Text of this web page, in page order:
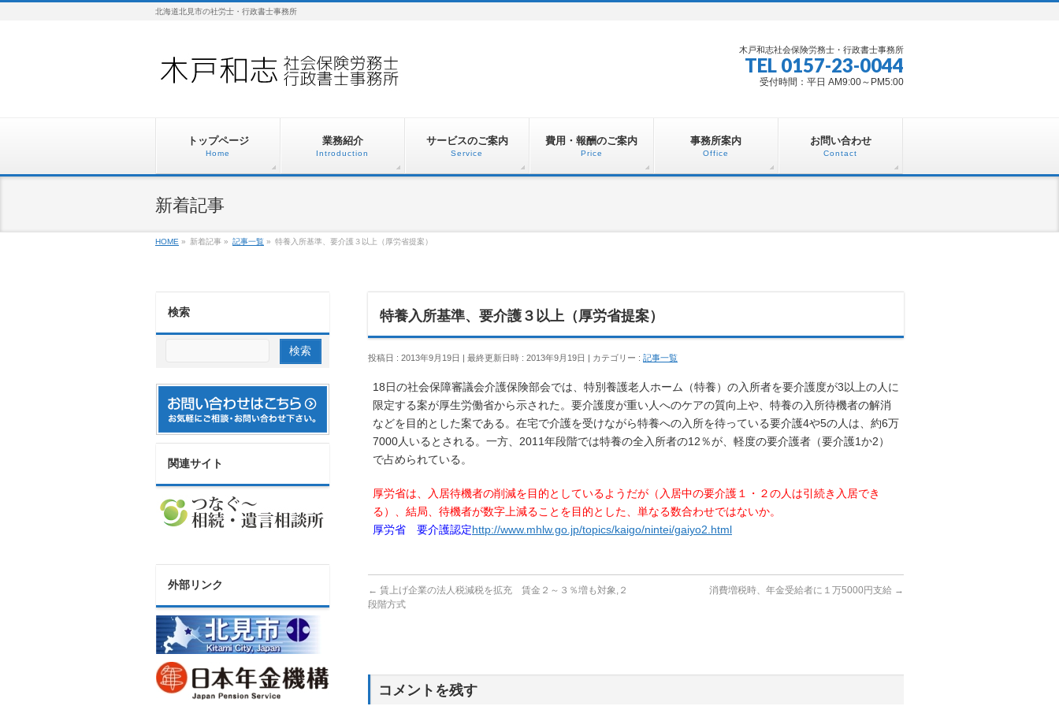
北海道北見市の社労士・行政書士事務所
木戸和志社会保険労務士・行政書士事務所
TEL 0157-23-0044
受付時間：平日 AM9:00～PM5:00
トップページ
Home
業務紹介
Introduction
サービスのご案内
Service
費用・報酬のご案内
Price
事務所案内
Office
お問い合わせ
Contact
新着記事
HOME » 新着記事 » 記事一覧 » 特養入所基準、要介護３以上（厚労省提案）
特養入所基準、要介護３以上（厚労省提案）
投稿日 : 2013年9月19日 最終更新日時 : 2013年9月19日 カテゴリー : 記事一覧
18日の社会保障審議会介護保険部会では、特別養護老人ホーム（特養）の入所者を要介護度が3以上の人に
限定する案が厚生労働省から示された。要介護度が重い人へのケアの質向上や、特養の入所待機者の解消
などを目的とした案である。在宅で介護を受けながら特養への入所を待っている要介護4や5の人は、約6万
7000人いるとされる。一方、2011年段階では特養の全入所者の12％が、軽度の要介護者（要介護1か2）
で占められている。
厚労省は、入居待機者の削減を目的としているようだが（入居中の要介護１・２の人は引続き入居でき
る）、結局、待機者が数字上減ることを目的とした、単なる数合わせではないか。
厚労省
要介護認定http://www.mhlw.go.jp/topics/kaigo/nintei/gaiyo2.html
← 賃上げ企業の法人税減税を拡充 賃金２～３％増も対象,２
段階方式
消費増税時、年金受給者に１万5000円支給 →
コメントを残す
検索
関連サイト
外部リンク